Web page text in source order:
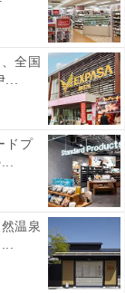
ちろん、ネッ
ートなどする
ん。実際にリ
ので注意した
全国
ドプ
温泉